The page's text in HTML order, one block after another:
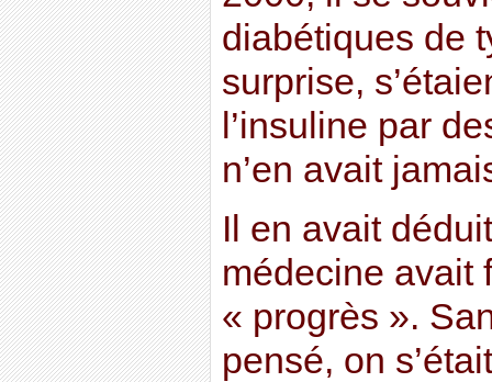
diabétiques de
surprise,
l’insuline par
n’en avait
Il en avait
médecine avait
« progrès ».
pensé, on